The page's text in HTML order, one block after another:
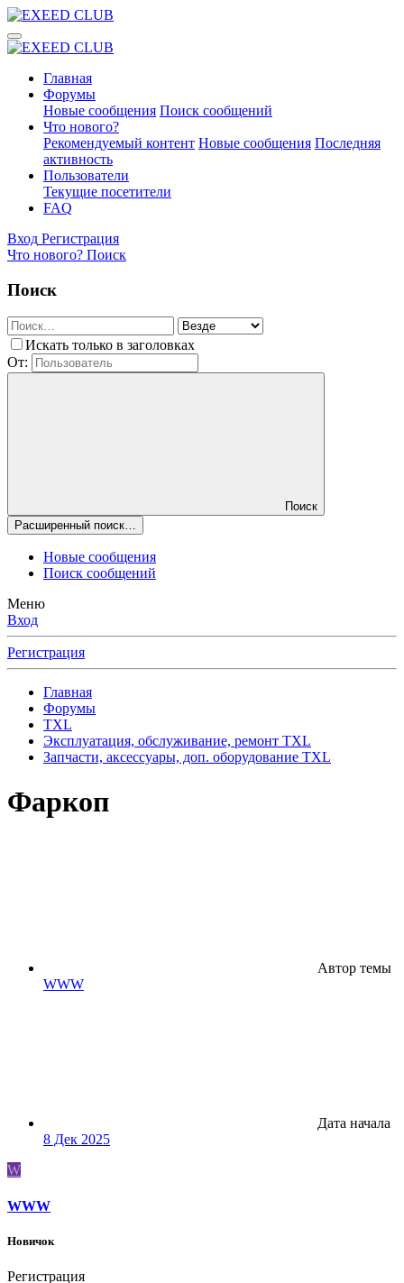
Главная
Форумы
Новые сообщения Поиск сообщений
Что нового?
Рекомендуемый контент Новые сообщения Последняя
активность
Пользователи
Текущие посетители
FAQ
Вход Регистрация
Что нового? Поиск
Поиск
Искать только в заголовках
От:
Поиск
Расширенный поиск…
Новые сообщения
Поиск сообщений
Меню
Вход
Регистрация
Главная
Форумы
TXL
Эксплуатация, обслуживание, ремонт TXL
Запчасти, аксессуары, доп. оборудование TXL
Фаркоп
Автор темы
WWW
Дата начала
8 Дек 2025
W
WWW
Новичок
Регистрация